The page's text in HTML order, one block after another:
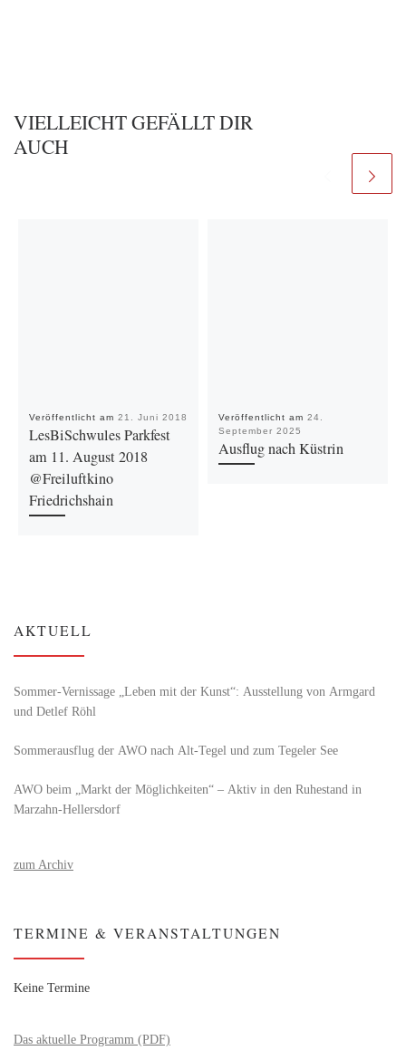
VIELLEICHT GEFÄLLT DIR
AUCH
Veröffentlicht am 21. Juni 2018
LesBiSchwules Parkfest
am 11. August 2018
@Freiluftkino
Friedrichshain
Veröffentlicht am 24.
September 2025
Ausflug nach Küstrin
AKTUELL
Sommer-Vernissage „Leben mit der Kunst“: Ausstellung von Armgard
und Detlef Röhl
Sommerausflug der AWO nach Alt‑Tegel und zum Tegeler See
AWO beim „Markt der Möglichkeiten“ – Aktiv in den Ruhestand in
Marzahn-Hellersdorf
zum Archiv
TERMINE & VERANSTALTUNGEN
Keine Termine
Das aktuelle Programm (PDF)